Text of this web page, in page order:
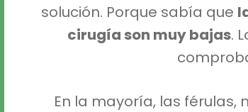
solución. Porque sabía que
cirugía son muy bajas.
En la mayoría, las